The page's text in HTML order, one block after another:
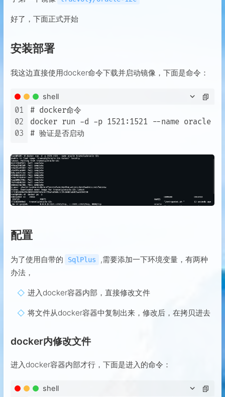
好了，下面正式开始
安装部署
我这边直接使用docker命令下载并启动镜像，下面是命令：
shell
01
02
03
# docker命令
docker run -d -p 1521:1521 --name oracle
配置
为了使用自带的 SqlPlus
,需要添加一下环境变量，有两种
办法，
进入docker容器内部，直接修改文件
将文件从docker容器中复制出来，修改后，在拷贝进去
docker内修改文件
进入docker容器内部才行，下面是进入的命令：
shell